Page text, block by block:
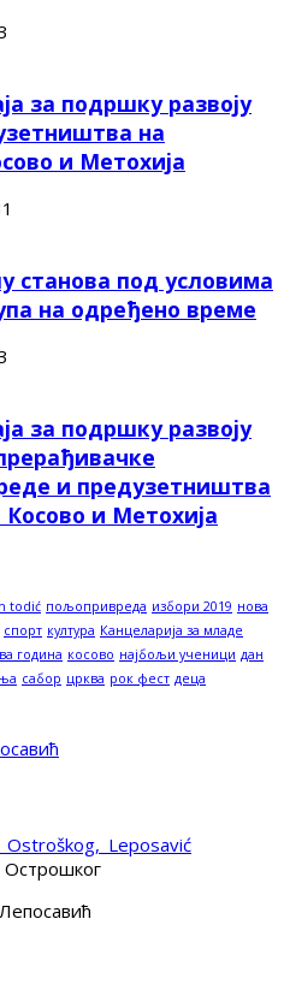
за подршку развоју
на
и Метохија
станова под условима
на одређено време
за подршку развоју
и предузетништва
и Метохија
todić пољопривреда избори 2019 нова
спорт култура Канцеларија за младе
година косово најбољи ученици дан
сабор црква рок фест деца
Острошког